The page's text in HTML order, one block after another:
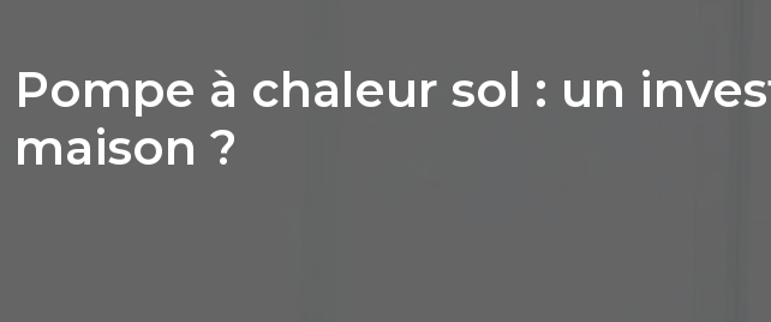
Pompe à chaleur sol : un
maison ?